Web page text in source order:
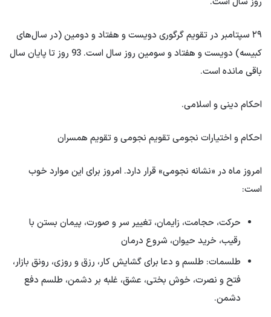
۲۹ سپتامبر در تقویم گرگوری دویست و هفتاد و دومین (در سال‌های
کبیسه) دویست و هفتاد و سومین روز سال است. 93 روز تا پایان سال
باقی مانده است.
احکام دینی و اسلامی.
احکام و اختیارات نجومی تقویم نجومی و تقویم همسران
امروز ماه در «نشانه نجومی» قرار دارد. امروز برای این موارد خوب
است:
حرکت، حجامت، زایمان، تغییر سر و صورت، پیمان بستن با
رقیب، خرید حیوان، شروع درمان
طلسمات: طلسم و دعا برای گشایش کار، رزق و روزی، رونق بازار،
فتح و نصرت، خوش بختی، عشق، غلبه بر دشمن، طلسم دفع
دشمن.